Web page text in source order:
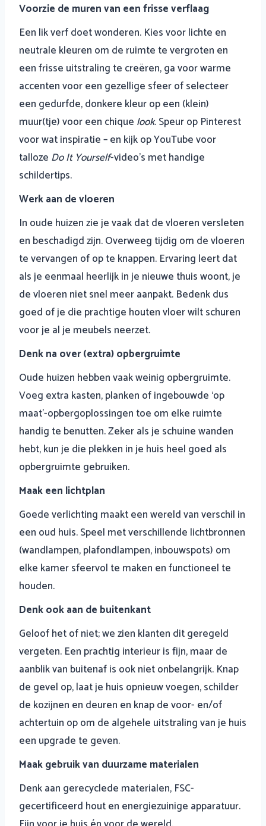
Voorzie de muren van een frisse verflaag
Een lik verf doet wonderen. Kies voor lichte en
neutrale kleuren om de ruimte te vergroten en
een frisse uitstraling te creëren, ga voor warme
accenten voor een gezellige sfeer of selecteer
een gedurfde, donkere kleur op een (klein)
muur(tje) voor een chique look. Speur op Pinterest
voor wat inspiratie – en kijk op YouTube voor
talloze Do It Yourself-video’s met handige
schildertips.
Werk aan de vloeren
In oude huizen zie je vaak dat de vloeren versleten
en beschadigd zijn. Overweeg tijdig om de vloeren
te vervangen of op te knappen. Ervaring leert dat
als je eenmaal heerlijk in je nieuwe thuis woont, je
de vloeren niet snel meer aanpakt. Bedenk dus
goed of je die prachtige houten vloer wilt schuren
voor je al je meubels neerzet.
Denk na over (extra) opbergruimte
Oude huizen hebben vaak weinig opbergruimte.
Voeg extra kasten, planken of ingebouwde ‘op
maat’-opbergoplossingen toe om elke ruimte
handig te benutten. Zeker als je schuine wanden
hebt, kun je die plekken in je huis heel goed als
opbergruimte gebruiken.
Maak een lichtplan
Goede verlichting maakt een wereld van verschil in
een oud huis. Speel met verschillende lichtbronnen
(wandlampen, plafondlampen, inbouwspots) om
elke kamer sfeervol te maken en functioneel te
houden.
Denk ook aan de buitenkant
Geloof het of niet; we zien klanten dit geregeld
vergeten. Een prachtig interieur is fijn, maar de
aanblik van buitenaf is ook niet onbelangrijk. Knap
de gevel op, laat je huis opnieuw voegen, schilder
de kozijnen en deuren en knap de voor- en/of
achtertuin op om de algehele uitstraling van je huis
een upgrade te geven.
Maak gebruik van duurzame materialen
Denk aan gerecyclede materialen, FSC-
gecertificeerd hout en energiezuinige apparatuur.